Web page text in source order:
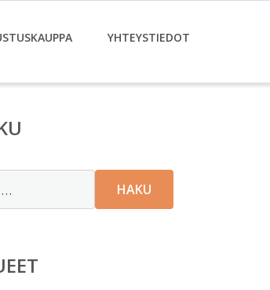
YHTEYSTIEDOT
HAKU